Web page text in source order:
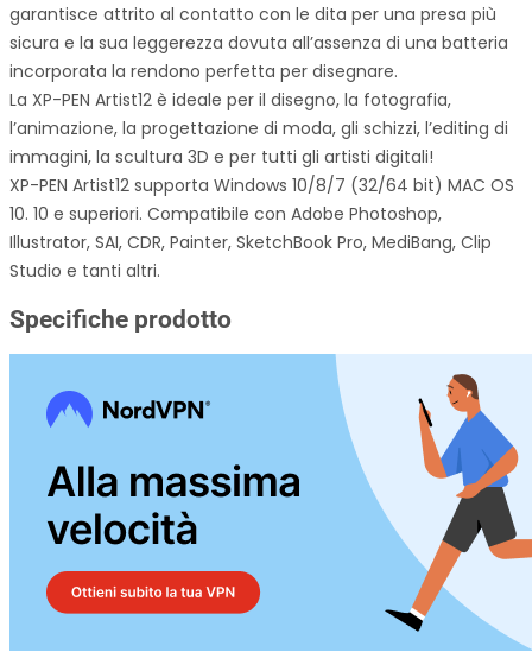
garantisce attrito al contatto con le dita per una presa più
sicura e la sua leggerezza dovuta all’assenza di una batteria
incorporata la rendono perfetta per disegnare.
La XP-PEN Artist12 è ideale per il disegno, la fotografia,
l’animazione, la progettazione di moda, gli schizzi, l’editing di
immagini, la scultura 3D e per tutti gli artisti digitali!
XP-PEN Artist12 supporta Windows 10/8/7 (32/64 bit) MAC OS
10. 10 e superiori. Compatibile con Adobe Photoshop,
Illustrator, SAI, CDR, Painter, SketchBook Pro, MediBang, Clip
Studio e tanti altri.
Specifiche prodotto